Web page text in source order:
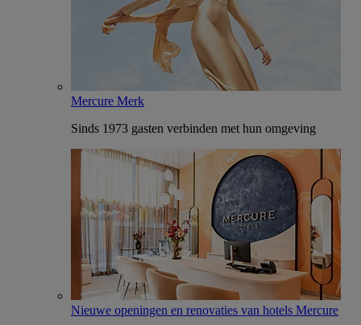
Mercure Merk
Sinds 1973 gasten verbinden met hun omgeving
Nieuwe openingen en renovaties van hotels Mercure